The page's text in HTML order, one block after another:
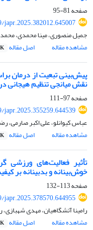
صفحه81-95
japr.2025.382012.645007
جمیل منصوری، مینا محمدی،
مشاهده مقاله
اصل مقاله
پیش‌بینی تبعیت از درمان
نقش میانجی تنظیم هیجانی
صفحه97-111
japr.2025.355259.644539
عباس کیوانلو، علی اکبر صارمی،
مشاهده مقاله
اصل مقاله
تأثیر فعالیت‌های
خوش‌بینانه و بدبینانه بر
صفحه113-132
japr.2025.378570.644955
رامینا آتشگاهیان، مهدی
مشاهده مقاله
اصل مقاله